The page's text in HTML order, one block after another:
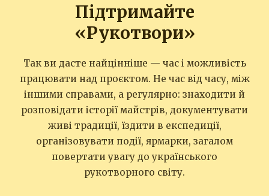
Підтримайте
«Рукотвори»
Так ви дасте найцінніше — час і можливість
працювати над проєктом. Не час від часу, між
іншими справами, а регулярно: знаходити й
розповідати історії майстрів, документувати
живі традиції, їздити в експедиції,
організовувати події, ярмарки, загалом
повертати увагу до українського
рукотворного світу.